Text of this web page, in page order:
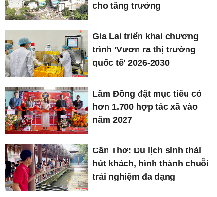
cho tăng trưởng
Gia Lai triển khai chương
trình 'Vươn ra thị trường
quốc tế' 2026-2030
Lâm Đồng đặt mục tiêu có
hơn 1.700 hợp tác xã vào
năm 2027
Cần Thơ: Du lịch sinh thái
hút khách, hình thành chuỗi
trải nghiệm đa dạng